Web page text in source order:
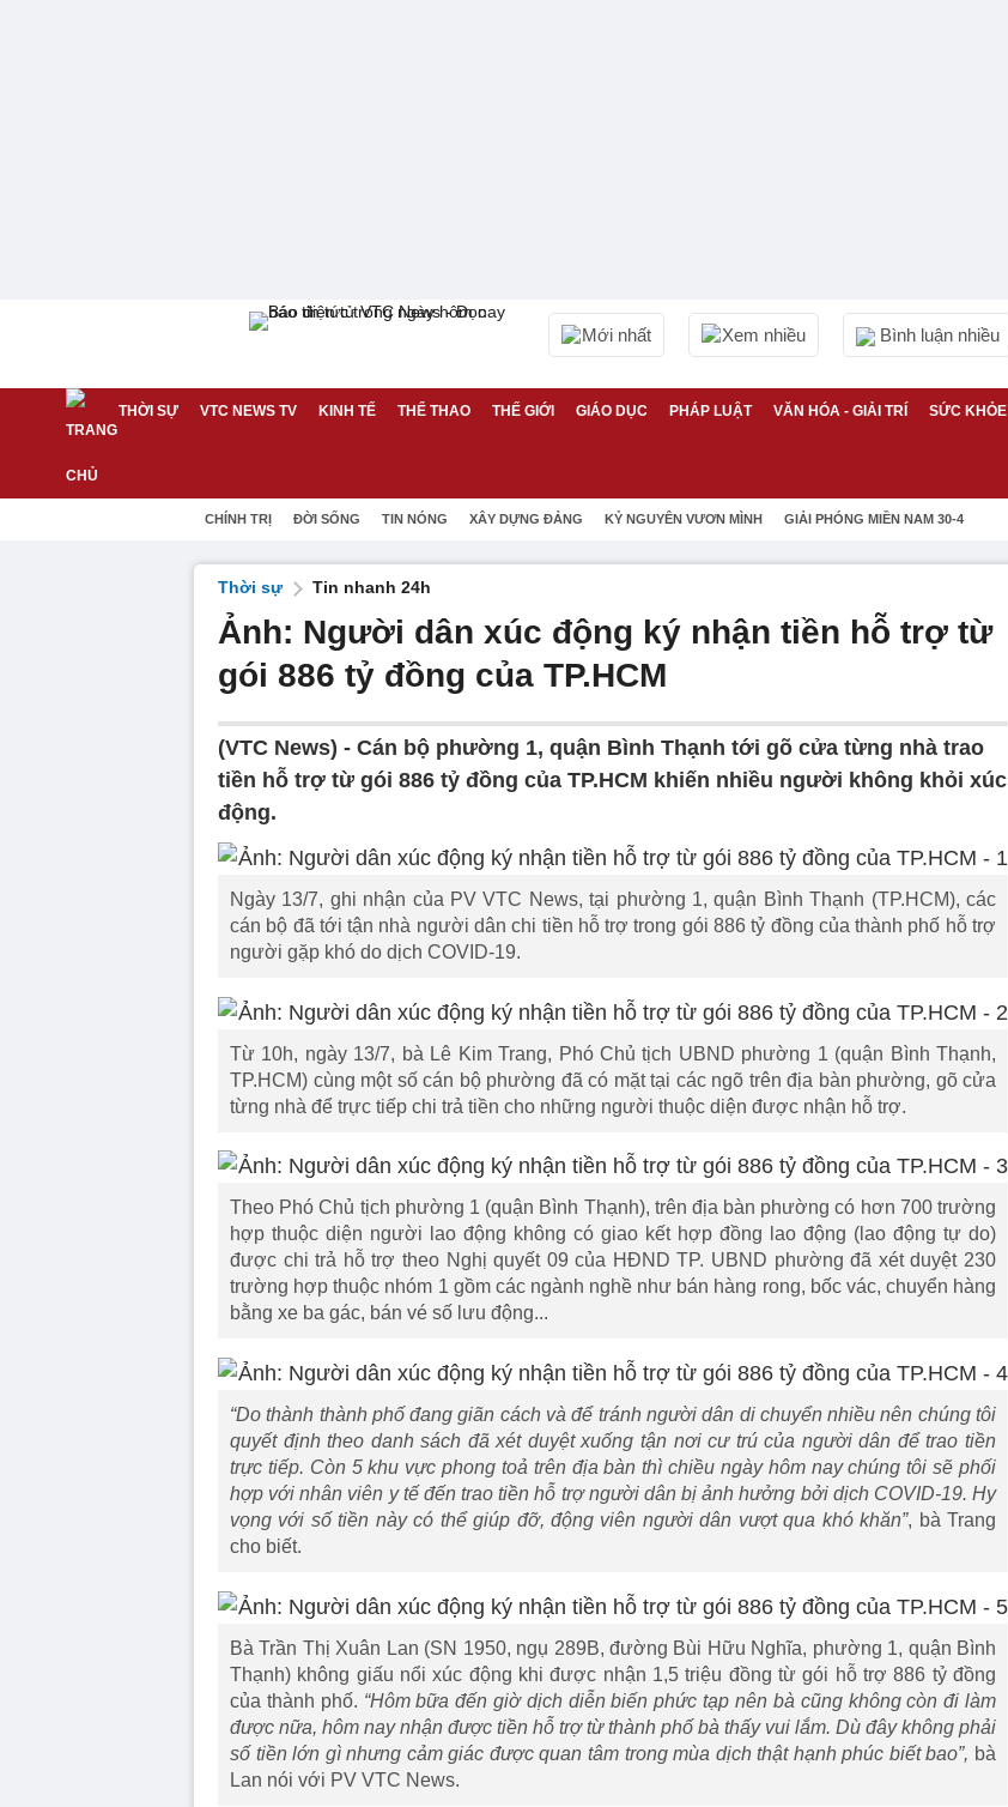
Mới nhất Xem nhiều Bình luận nhiều
THỜI SỰ VTC NEWS TV KINH TẾ THỂ THAO THẾ GIỚI GIÁO DỤC PHÁP LUẬT VĂN HÓA - GIẢI TRÍ SỨC KHỎE
CHÍNH TRỊ ĐỜI SỐNG TIN NÓNG XÂY DỰNG ĐẢNG KỶ NGUYÊN VƯƠN MÌNH GIẢI PHÓNG MIỀN NAM 30-4
Thời sự Tin nhanh 24h
Ảnh: Người dân xúc động ký nhận tiền hỗ trợ từ
gói 886 tỷ đồng của TP.HCM
(VTC News) - Cán bộ phường 1, quận Bình Thạnh tới gõ cửa từng nhà trao
tiền hỗ trợ từ gói 886 tỷ đồng của TP.HCM khiến nhiều người không khỏi xúc
động.
Ngày 13/7, ghi nhận của PV VTC News, tại phường 1, quận Bình Thạnh (TP.HCM), các
cán bộ đã tới tận nhà người dân chi tiền hỗ trợ trong gói 886 tỷ đồng của thành phố hỗ trợ
người gặp khó do dịch COVID-19.
Từ 10h, ngày 13/7, bà Lê Kim Trang, Phó Chủ tịch UBND phường 1 (quận Bình Thạnh,
TP.HCM) cùng một số cán bộ phường đã có mặt tại các ngõ trên địa bàn phường, gõ cửa
từng nhà để trực tiếp chi trả tiền cho những người thuộc diện được nhận hỗ trợ.
Theo Phó Chủ tịch phường 1 (quận Bình Thạnh), trên địa bàn phường có hơn 700 trường
hợp thuộc diện người lao động không có giao kết hợp đồng lao động (lao động tự do)
được chi trả hỗ trợ theo Nghị quyết 09 của HĐND TP. UBND phường đã xét duyệt 230
trường hợp thuộc nhóm 1 gồm các ngành nghề như bán hàng rong, bốc vác, chuyển hàng
bằng xe ba gác, bán vé số lưu động...
“Do thành thành phố đang giãn cách và để tránh người dân di chuyển nhiều nên chúng tôi
quyết định theo danh sách đã xét duyệt xuống tận nơi cư trú của người dân để trao tiền
trực tiếp. Còn 5 khu vực phong toả trên địa bàn thì chiều ngày hôm nay chúng tôi sẽ phối
hợp với nhân viên y tế đến trao tiền hỗ trợ người dân bị ảnh hưởng bởi dịch COVID-19. Hy
vọng với số tiền này có thể giúp đỡ, động viên người dân vượt qua khó khăn”, bà Trang
cho biết.
Bà Trần Thị Xuân Lan (SN 1950, ngụ 289B, đường Bùi Hữu Nghĩa, phường 1, quận Bình
Thạnh) không giấu nổi xúc động khi được nhận 1,5 triệu đồng từ gói hỗ trợ 886 tỷ đồng
của thành phố. “Hôm bữa đến giờ dịch diễn biến phức tạp nên bà cũng không còn đi làm
được nữa, hôm nay nhận được tiền hỗ trợ từ thành phố bà thấy vui lắm. Dù đây không phải
số tiền lớn gì nhưng cảm giác được quan tâm trong mùa dịch thật hạnh phúc biết bao”, bà
Lan nói với PV VTC News.